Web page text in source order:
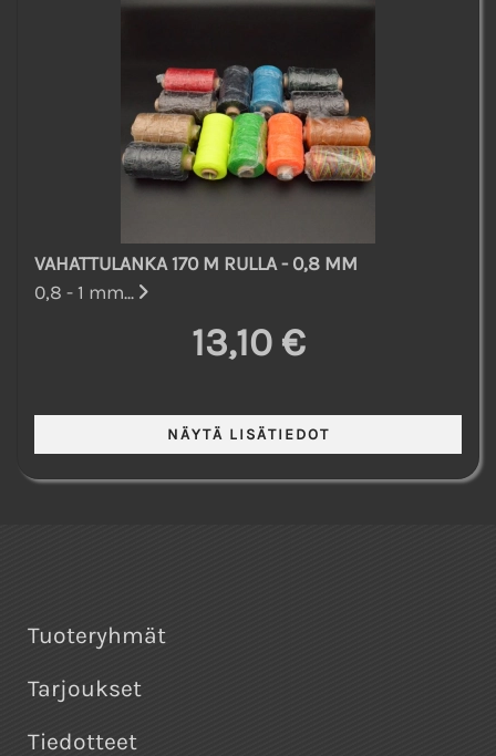
VAHATTULANKA 170 M RULLA - 0,8 MM
0,8 - 1 mm...
13,10 €
Tuoteryhmät
Tarjoukset
Tiedotteet